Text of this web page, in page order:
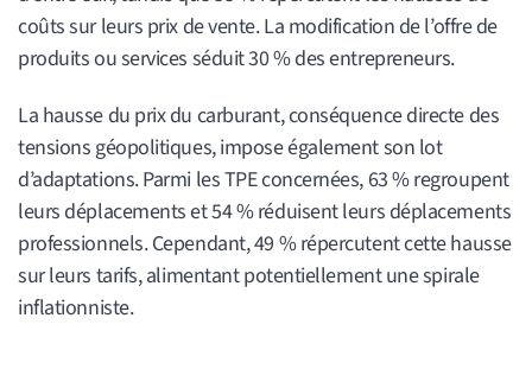
coûts sur leurs prix de vente. La modification de l’offre de
produits ou services séduit 30 % des entrepreneurs.
La hausse du prix du carburant, conséquence directe des
tensions géopolitiques, impose également son lot
d’adaptations. Parmi les TPE concernées, 63 % regroupent
leurs déplacements et 54 % réduisent leurs déplacements
professionnels. Cependant, 49 % répercutent cette hausse
sur leurs tarifs, alimentant potentiellement une spirale
inflationniste.